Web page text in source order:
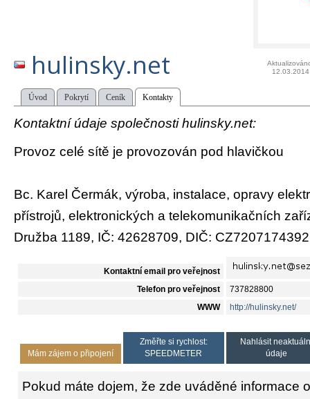
hulinsky.net
12.03.2014
Úvod Pokrytí Ceník Kontakty
Kontaktní údaje společnosti hulinsky.net:
Provoz celé sítě je provozován pod hlavičkou
Bc. Karel Čermák, výroba, instalace, opravy
přístrojů, elektronických a telekomunikačních
Družba 1189, IČ: 42628709, DIČ:
Kontaktní email pro veřejnost
Telefon pro veřejnost 737828800
WWW http://hulinsky.net/
Mám zájem o připojení
Změřte si rychlost:
SPEEDMETER
Nahlásit
údaje
Pokud máte dojem, že zde uváděné informace